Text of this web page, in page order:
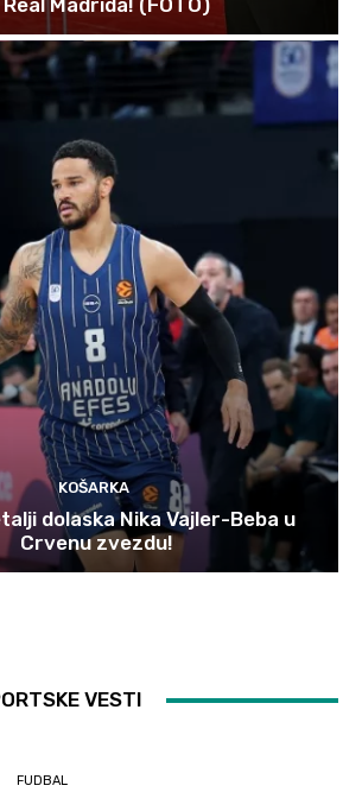
KOŠARKA
dolaska Nika Vajler-Beba u
Crvenu zvezdu!
VESTI
FUDBAL